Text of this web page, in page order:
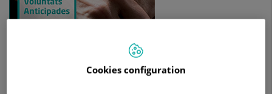
Cookies configuration